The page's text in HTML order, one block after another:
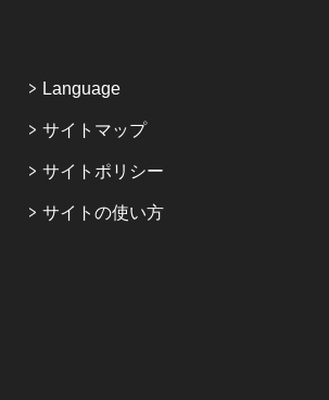
Language
サイトマップ
サイトポリシー
サイトの使い方